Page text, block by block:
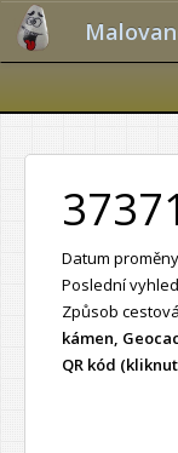
Datum
Poslední
Způsob
kámen,
QR kód